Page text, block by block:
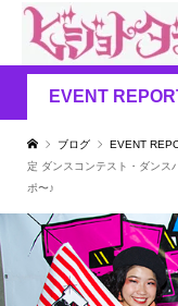
EVENT
ブログ EVENT
定 ダンスコンテスト・ダンス
ポ〜♪